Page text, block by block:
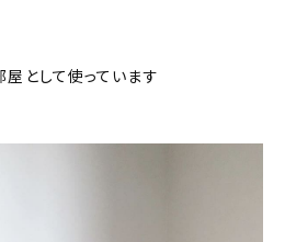
として使っています